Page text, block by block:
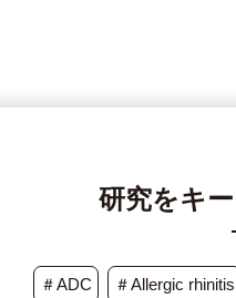
研究をキ
＃ADC ＃Allergic rhinitis